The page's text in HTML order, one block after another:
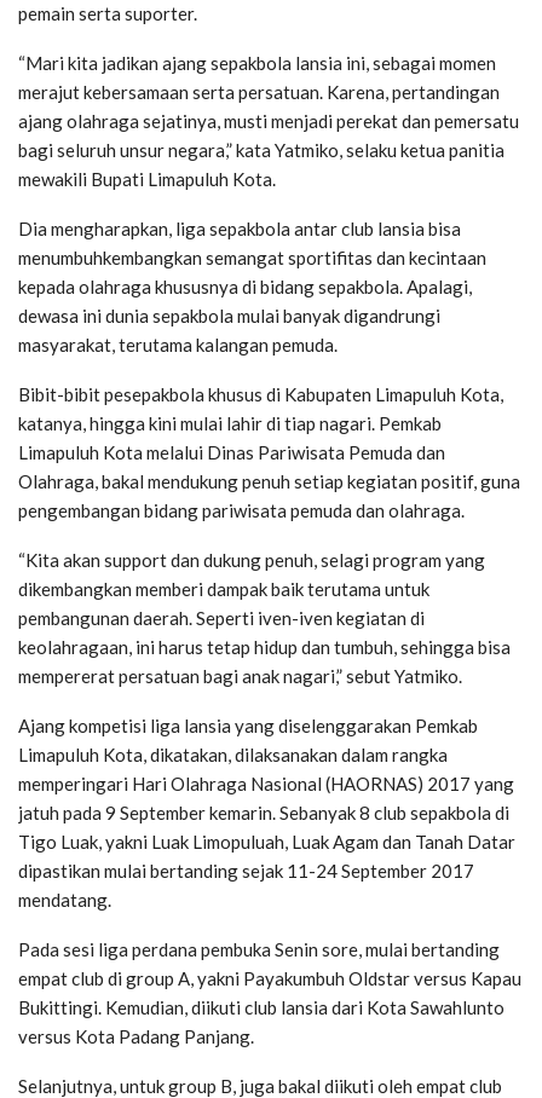
pemain serta suporter.
“Mari kita jadikan ajang sepakbola lansia ini, sebagai momen
merajut kebersamaan serta persatuan. Karena, pertandingan
ajang olahraga sejatinya, musti menjadi perekat dan pemersatu
bagi seluruh unsur negara,” kata Yatmiko, selaku ketua panitia
mewakili Bupati Limapuluh Kota.
Dia mengharapkan, liga sepakbola antar club lansia bisa
menumbuhkembangkan semangat sportifitas dan kecintaan
kepada olahraga khususnya di bidang sepakbola. Apalagi,
dewasa ini dunia sepakbola mulai banyak digandrungi
masyarakat, terutama kalangan pemuda.
Bibit-bibit pesepakbola khusus di Kabupaten Limapuluh Kota,
katanya, hingga kini mulai lahir di tiap nagari. Pemkab
Limapuluh Kota melalui Dinas Pariwisata Pemuda dan
Olahraga, bakal mendukung penuh setiap kegiatan positif, guna
pengembangan bidang pariwisata pemuda dan olahraga.
“Kita akan support dan dukung penuh, selagi program yang
dikembangkan memberi dampak baik terutama untuk
pembangunan daerah. Seperti iven-iven kegiatan di
keolahragaan, ini harus tetap hidup dan tumbuh, sehingga bisa
mempererat persatuan bagi anak nagari,” sebut Yatmiko.
Ajang kompetisi liga lansia yang diselenggarakan Pemkab
Limapuluh Kota, dikatakan, dilaksanakan dalam rangka
memperingari Hari Olahraga Nasional (HAORNAS) 2017 yang
jatuh pada 9 September kemarin. Sebanyak 8 club sepakbola di
Tigo Luak, yakni Luak Limopuluah, Luak Agam dan Tanah Datar
dipastikan mulai bertanding sejak 11-24 September 2017
mendatang.
Pada sesi liga perdana pembuka Senin sore, mulai bertanding
empat club di group A, yakni Payakumbuh Oldstar versus Kapau
Bukittingi. Kemudian, diikuti club lansia dari Kota Sawahlunto
versus Kota Padang Panjang.
Selanjutnya, untuk group B, juga bakal diikuti oleh empat club